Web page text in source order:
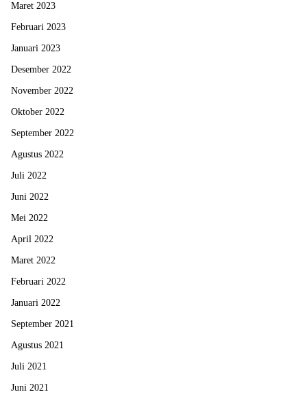
Maret 2023
Februari 2023
Januari 2023
Desember 2022
November 2022
Oktober 2022
September 2022
Agustus 2022
Juli 2022
Juni 2022
Mei 2022
April 2022
Maret 2022
Februari 2022
Januari 2022
September 2021
Agustus 2021
Juli 2021
Juni 2021